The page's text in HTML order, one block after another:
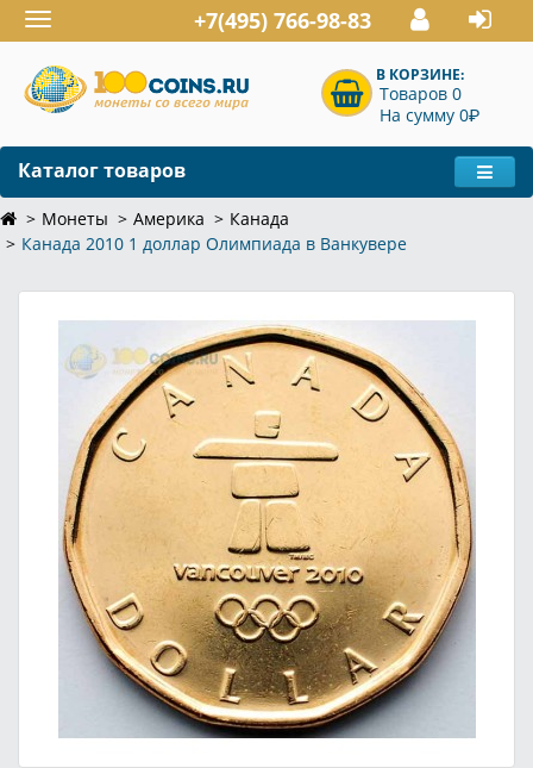
Toggle
navigation
+7(495) 766-98-83
В КОРЗИНЕ:
Товаров 0
На сумму 0P
Каталог товаров
Монеты Америка
Канада
Канада 2010 1 доллар Олимпиада в Ванкувере